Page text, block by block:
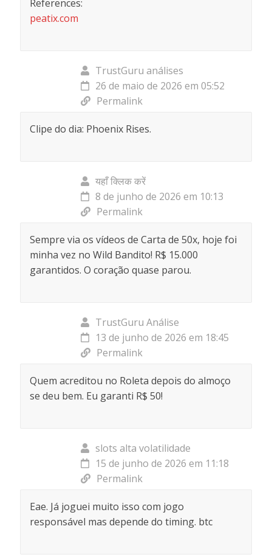
References:
peatix.com
TrustGuru análises
26 de maio de 2026 em 05:52
Permalink
Clipe do dia: Phoenix Rises.
यहाँ क्लिक करें
8 de junho de 2026 em 10:13
Permalink
Sempre via os vídeos de Carta de 50x, hoje foi
minha vez no Wild Bandito! R$ 15.000
garantidos. O coração quase parou.
TrustGuru Análise
13 de junho de 2026 em 18:45
Permalink
Quem acreditou no Roleta depois do almoço
se deu bem. Eu garanti R$ 50!
slots alta volatilidade
15 de junho de 2026 em 11:18
Permalink
Eae. Já joguei muito isso com jogo
responsável mas depende do timing. btc